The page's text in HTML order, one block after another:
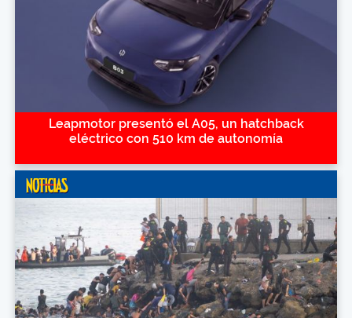
Leapmotor presentó el A05, un hatchback
eléctrico con 510 km de autonomía